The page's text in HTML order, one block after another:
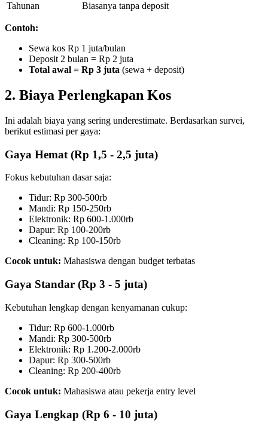
Tahunan
Biasanya tanpa deposit
Contoh:
Sewa kos Rp 1 juta/bulan
Deposit 2 bulan = Rp 2 juta
Total awal = Rp 3 juta (sewa + deposit)
2. Biaya Perlengkapan Kos
Ini adalah biaya yang sering underestimate. Berdasarkan survei,
berikut estimasi per gaya:
Gaya Hemat (Rp 1,5 - 2,5 juta)
Fokus kebutuhan dasar saja:
Tidur: Rp 300-500rb
Mandi: Rp 150-250rb
Elektronik: Rp 600-1.000rb
Dapur: Rp 100-200rb
Cleaning: Rp 100-150rb
Cocok untuk: Mahasiswa dengan budget terbatas
Gaya Standar (Rp 3 - 5 juta)
Kebutuhan lengkap dengan kenyamanan cukup:
Tidur: Rp 600-1.000rb
Mandi: Rp 300-500rb
Elektronik: Rp 1.200-2.000rb
Dapur: Rp 300-500rb
Cleaning: Rp 200-400rb
Cocok untuk: Mahasiswa atau pekerja entry level
Gaya Lengkap (Rp 6 - 10 juta)